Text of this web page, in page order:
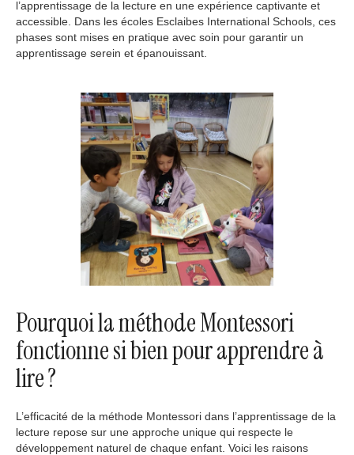
l’apprentissage de la lecture en une expérience captivante et
accessible. Dans les écoles Esclaibes International Schools, ces
phases sont mises en pratique avec soin pour garantir un
apprentissage serein et épanouissant.
Pourquoi la méthode Montessori
fonctionne si bien pour apprendre à
lire ?
L’efficacité de la méthode Montessori dans l’apprentissage de la
lecture repose sur une approche unique qui respecte le
développement naturel de chaque enfant. Voici les raisons